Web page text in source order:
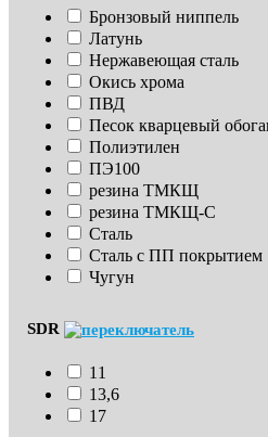
Бронзовый ниппель
Латунь
Нержавеющая сталь
Окись хрома
ПВД
Песок кварцевый
Полиэтилен
ПЭ100
резина ТМКЩ
резина ТМКЩ-С
Сталь
Сталь с ПП покрытием
Чугун
SDR
11
13,6
17